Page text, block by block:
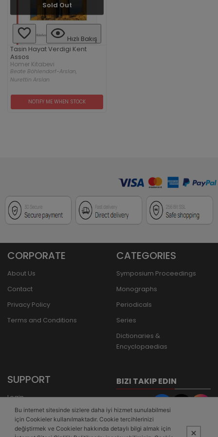
Sold Out
Hızlı Bakış
Tasin Hayat Verdigi Kent
Assos
Homer Kitabevi
Beate Böhlendorf-Arslan,
Nurettin Arslan
NOTIFY ME WHEN STOCK
CORPORATE
About Us
Contact
Privacy Policy
Terms and Conditions
CATEGORIES
Symposium Proceedings
Monographs
Periodicals
Series
Dictionaries &
Encyclopaedias
SUPPORT
Login
Register
Forgot Password
BIZI TAKIP EDIN
Bu internet sitesinde sizlere daha iyi hizmet sunulabilmesi
için Cookieler kullanılmaktadır. Cookie tercihlerinizi
değiştirmek ve Cookieler hakkında detaylı bilgi almak için